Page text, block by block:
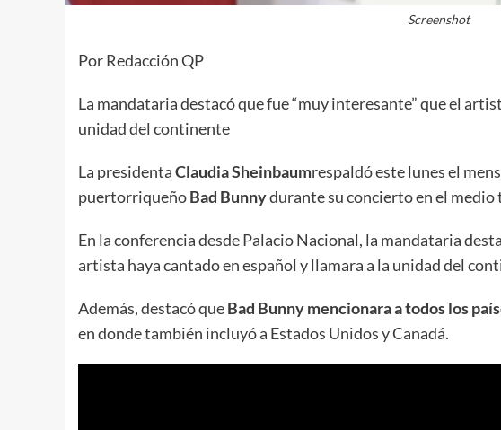
Screenshot
Por Redacción QP
La mandataria destacó que fue “muy interesante” que el
unidad del continente
La presidentaClaudia Sheinbaumrespaldó este lunes el
puertorriqueñoBad Bunnydurante su concierto en el medio
En la conferencia desde Palacio Nacional, la mandataria
artista haya cantado en español y llamara a la unidad del
Además, destacó queBad Bunny mencionara a todos los
en donde también incluyó a Estados Unidos y Canadá.